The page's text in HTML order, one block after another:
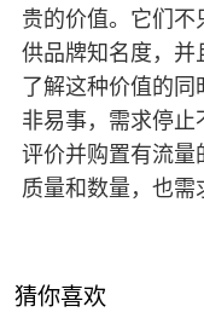
贵的价值。它们不
供品牌知名度，并
了解这种价值的
非易事，需求停止
评价并购置有流量
质量和数量，也需
猜你喜欢